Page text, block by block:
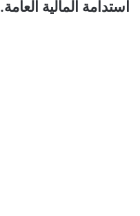
استدامة المالية العامة.